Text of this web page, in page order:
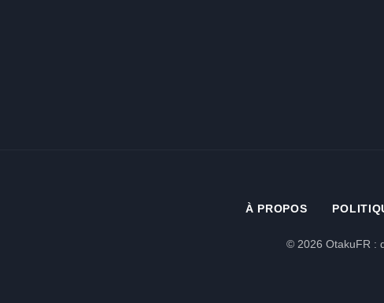
À PROPOS
© 2026 OtakuFR :